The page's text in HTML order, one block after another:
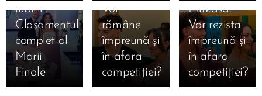
iubirii”.
Clasamentul
complet al
Marii
Finale
Vor
rămâne
împreună și
în afara
competiției?
Mireasa.
Vor rezista
împreună și
în afara
competiției?
16.07.2026
Ioana din
sezonul 8
Mireasa și-